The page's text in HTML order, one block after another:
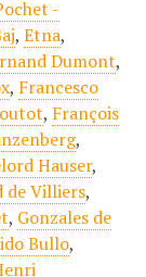
-
, Etna,
Dumont,
, Francesco
, François
,
Hauser,
de Villiers,
, Gonzales de
Bullo,